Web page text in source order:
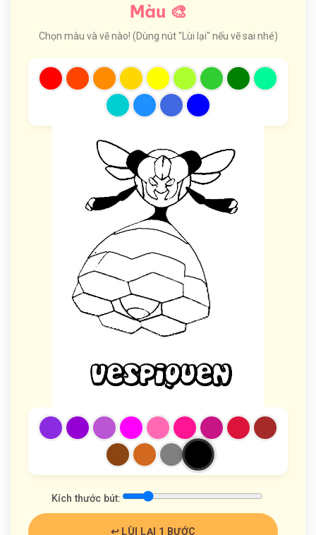
Màu 🎨
Chọn màu và vẽ nào! (Dùng nút "Lùi lại" nếu vẽ sai nhé)
Kích thước bút:
↩️ LÙI LẠI 1 BƯỚC